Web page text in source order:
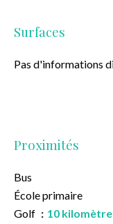
Surfaces
Pas d'informations
Proximités
Bus
École primaire
Golf
10